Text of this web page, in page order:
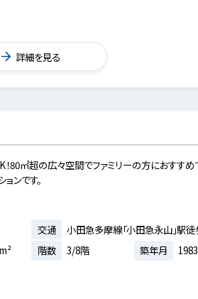
詳細を見る
80㎡超の広々空間でファミリーの方におすすめ
ンです。
交通
小田急多摩線「小田急永山」駅
階数 3/8階 築年月